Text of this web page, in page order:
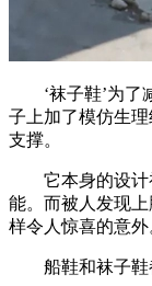
‘袜子鞋’为了
子上加了模仿生
支撑。
它本身的设计
能。而被人发现
样令人惊喜的意外
船鞋和袜子鞋